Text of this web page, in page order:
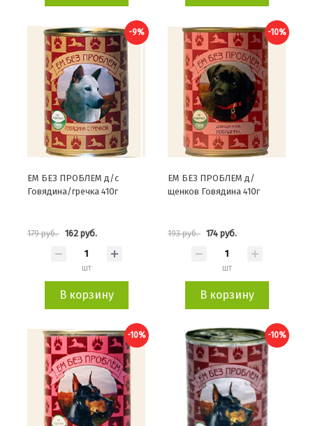
-9%
ЕМ БЕЗ ПРОБЛЕМ д/с
Говядина/гречка 410г
179 руб. 162 руб.
шт
В корзину
-10%
ЕМ БЕЗ ПРОБЛЕМ д/
щенков Говядина 410г
193 руб. 174 руб.
шт
В корзину
-10% -10%